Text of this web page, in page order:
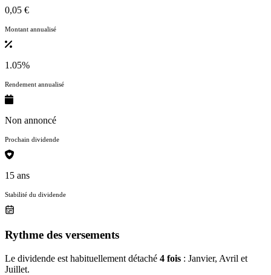
0,05 €
Montant annualisé
1.05%
Rendement annualisé
Non annoncé
Prochain dividende
15 ans
Stabilité du dividende
Rythme des versements
Le dividende est habituellement détaché 4 fois : Janvier, Avril et
Juillet.